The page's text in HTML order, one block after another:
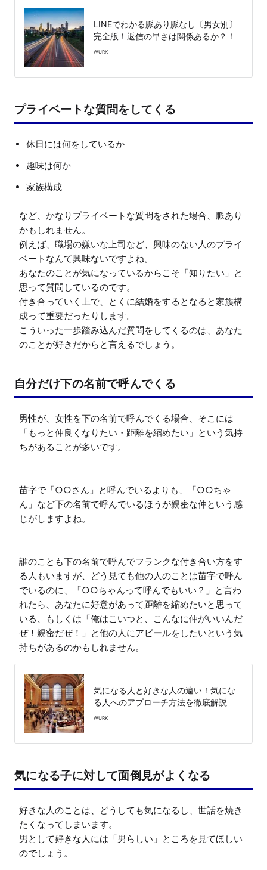
LINEでわかる脈あり脈なし〔男女別〕
完全版！返信の早さは関係あるか？！
WURK
プライベートな質問をしてくる
休日には何をしているか
趣味は何か
家族構成
など、かなりプライベートな質問をされた場合、脈あり
かもしれません。
例えば、職場の嫌いな上司など、興味のない人のプライ
ベートなんて興味ないですよね。
あなたのことが気になっているからこそ「知りたい」と
思って質問しているのです。
付き合っていく上で、とくに結婚をするとなると家族構
成って重要だったりします。
こういった一歩踏み込んだ質問をしてくるのは、あなた
自分だけ下の名前で呼んでくる
男性が、女性を下の名前で呼んでくる場合、そこには
「もっと仲良くなりたい・距離を縮めたい」という気持
ちがあることが多いです。
苗字で「○○さん」と呼んでいるよりも、「○○ちゃ
ん」など下の名前で呼んでいるほうが親密な仲という感
じがしますよね。
誰のことも下の名前で呼んでフランクな付き合い方をす
る人もいますが、どう見ても他の人のことは苗字で呼ん
でいるのに、「○○ちゃんって呼んでもいい？」と言わ
れたら、あなたに好意があって距離を縮めたいと思って
いる、もしくは「俺はこいつと、こんなに仲がいいんだ
ぜ！親密だぜ！」と他の人にアピールをしたいという気
持ちがあるのかもしれません。
気になる人と好きな人の違い！気にな
る人へのアプローチ方法を徹底解説
WURK
気になる子に対して面倒見がよくなる
好きな人のことは、どうしても気になるし、世話を焼き
たくなってしまいます。
男として好きな人には「男らしい」ところを見てほしい
のでしょう。